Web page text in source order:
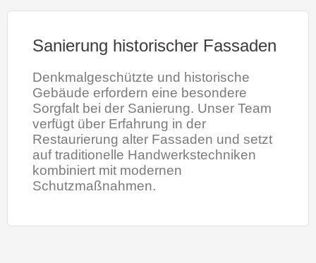
Sanierung historischer Fassaden
Denkmalgeschützte und historische
Gebäude erfordern eine besondere
Sorgfalt bei der Sanierung. Unser Team
verfügt über Erfahrung in der
Restaurierung alter Fassaden und setzt
auf traditionelle Handwerkstechniken
kombiniert mit modernen
Schutzmaßnahmen.